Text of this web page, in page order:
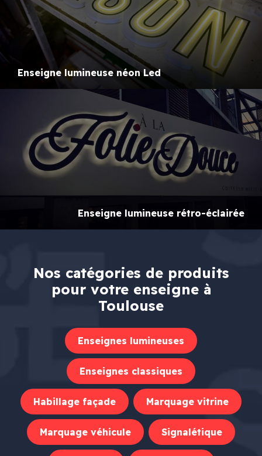
Enseigne lumineuse néon Led
Enseigne lumineuse rétro-éclairée
Nos catégories de produits
pour votre enseigne à
Toulouse
Enseignes lumineuses
Enseignes classiques
Habillage façade Marquage vitrine
Marquage véhicule Signalétique